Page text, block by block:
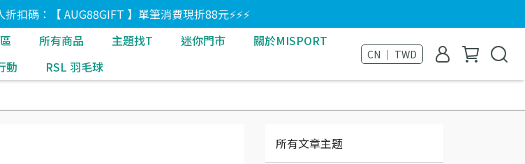
扣碼：【 AUG88GIFT 】單筆消費現折88元⚡⚡⚡
所有商品 主題找T 迷你門市
關於MISPORT
動
RSL 羽毛球
CN ｜ TWD
所有文章主题